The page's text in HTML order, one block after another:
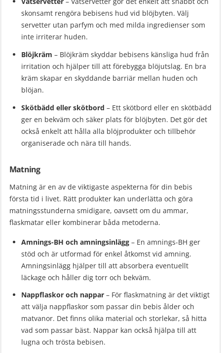
skonsamt rengöra bebisens hud vid blöjbyten. Välj
servetter utan parfym och med milda ingredienser som
inte irriterar huden.
Blöjkräm – Blöjkräm skyddar bebisens känsliga hud från
irritation och hjälper till att förebygga blöjutslag. En bra
kräm skapar en skyddande barriär mellan huden och
blöjan.
Skötbädd eller skötbord – Ett skötbord eller en skötbädd
ger en bekväm och säker plats för blöjbyten. Det gör det
också enkelt att hålla alla blöjprodukter och tillbehör
organiserade och nära till hands.
Matning
Matning är en av de viktigaste aspekterna för din bebis
första tid i livet. Rätt produkter kan underlätta och göra
matningsstunderna smidigare, oavsett om du ammar,
flaskmatar eller kombinerar båda metoderna.
Amnings-BH och amningsinlägg – En amnings-BH ger
stöd och är utformad för enkel åtkomst vid amning.
Amningsinlägg hjälper till att absorbera eventuellt
läckage och håller dig torr och bekväm.
Nappflaskor och nappar – För flaskmatning är det viktigt
att välja nappflaskor som passar din bebis ålder och
matvanor. Det finns olika material och storlekar, så hitta
vad som passar bäst. Nappar kan också hjälpa till att
lugna och trösta bebisen.